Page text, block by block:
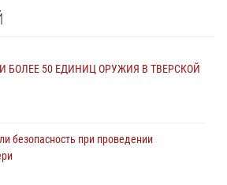
БОЛЕЕ 50 ЕДИНИЦ ОРУЖИЯ В ТВЕРСКОЙ
безопасность при проведении